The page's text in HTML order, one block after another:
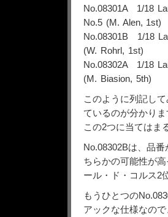
No.08301A 1/18
No.5 (M. Alen, 1st)
No.08301B 1/18
(W. Rohrl, 1st)
No.08302A 1/18
(M. Biasion, 5th)
このように列記し
ているのが分かりま
この2つに当てはま
No.08302Bは、品
ちらかの可能性が
ール・ド・コルス2
もうひとつの
アックな仕様なの